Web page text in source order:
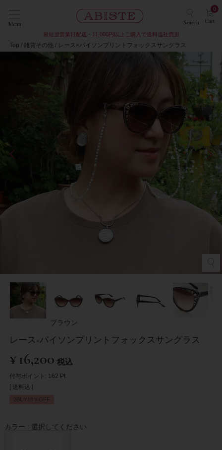
Menu Search Cart
0
最短翌営業日配送・11,000円以上ご購入で送料当社負担
Top 雑貨その他 レース×パイソンプリントフォックスサングラス
ブラウン
レース×パイソンプリントフォックスサングラス
¥16,200 税込
付与ポイント: 162 Pt.
送料込
2BUY10％OFF
カラー 選択してください